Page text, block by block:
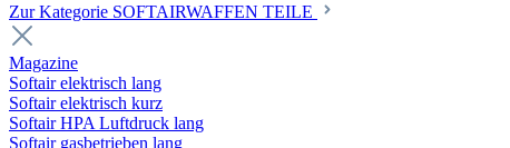
Zur Kategorie SOFTAIRWAFFEN TEILE
Magazine
Softair elektrisch lang
Softair elektrisch kurz
Softair HPA Luftdruck lang
Softair gasbetrieben lang